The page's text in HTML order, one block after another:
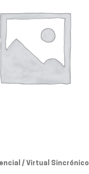
/ Virtual Sincrónico